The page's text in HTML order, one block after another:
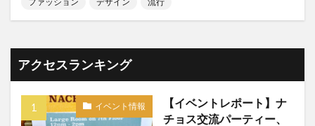
アクセスランキング
イベント情報
【イベントレポート】ナ
チョス交流パーティー、